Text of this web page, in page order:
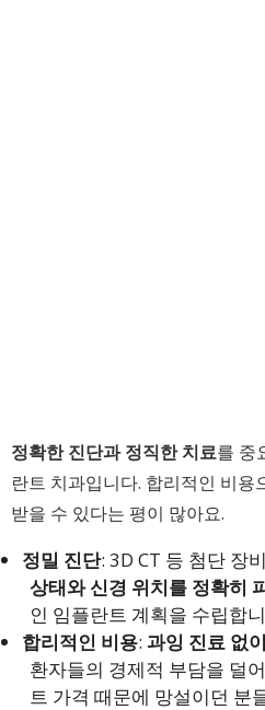
정확한 진단과 정직한 치료를 중
란트 치과입니다. 합리적인 비용
받을 수 있다는 평이 많아요.
정밀 진단: 3D CT 등 첨단 장
상태와 신경 위치를 정확히
인 임플란트 계획을 수립합
합리적인 비용:과잉 진료 없
환자들의 경제적 부담을 덜
트 가격 때문에 망설이던 분